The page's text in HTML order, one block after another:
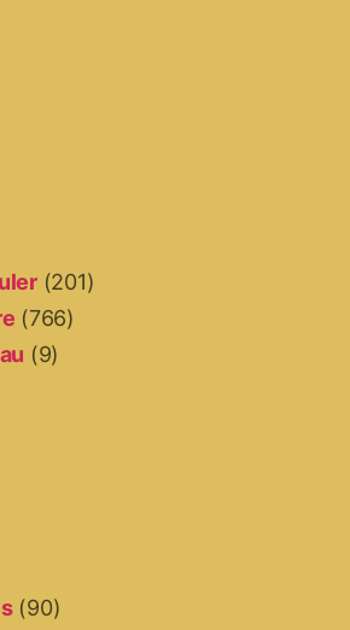
(201)
(766)
(9)
(90)